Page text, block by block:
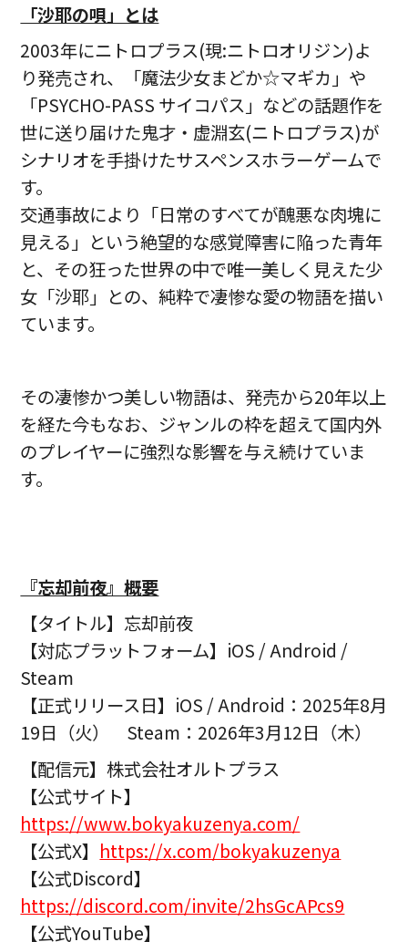
「沙耶の唄」とは
2003年にニトロプラス(現:ニトロオリジン)よ
り発売され、「魔法少女まどか☆マギカ」や
「PSYCHO-PASS サイコパス」などの話題作を
世に送り届けた鬼才・虚淵玄(ニトロプラス)が
シナリオを手掛けたサスペンスホラーゲームで
す。
交通事故により「日常のすべてが醜悪な肉塊に
見える」という絶望的な感覚障害に陥った青年
と、その狂った世界の中で唯一美しく見えた少
女「沙耶」との、純粋で凄惨な愛の物語を描い
ています。
その凄惨かつ美しい物語は、発売から20年以上
を経た今もなお、ジャンルの枠を超えて国内外
のプレイヤーに強烈な影響を与え続けていま
す。
『忘却前夜』概要
【タイトル】忘却前夜
【対応プラットフォーム】iOS / Android /
Steam
【正式リリース日】iOS / Android：2025年8月
19日（火） Steam：2026年3月12日（木）
【配信元】株式会社オルトプラス
【公式サイト】
https://www.bokyakuzenya.com/
【公式X】 https://x.com/bokyakuzenya
【公式Discord】
https://discord.com/invite/2hsGcAPcs9
【公式YouTube】